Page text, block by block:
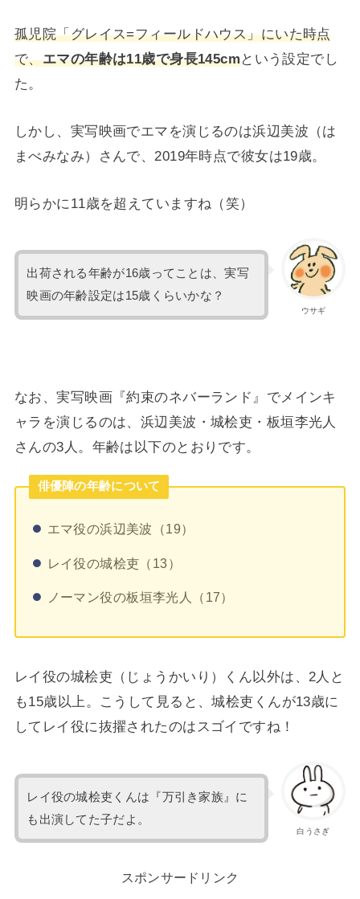
孤児院「グレイス=フィールドハウス」にいた時点
で、エマの年齢は11歳で身長145cmという設定でし
た。
しかし、実写映画でエマを演じるのは浜辺美波（は
まべみなみ）さんで、2019年時点で彼女は19歳。
明らかに11歳を超えていますね（笑）
ウサギ
出荷される年齢が16歳ってことは、実写
映画の年齢設定は15歳くらいかな？
なお、実写映画『約束のネバーランド』でメインキ
ャラを演じるのは、浜辺美波・城桧吏・板垣李光人
さんの3人。年齢は以下のとおりです。
俳優陣の年齢について
エマ役の浜辺美波（19）
レイ役の城桧吏（13）
ノーマン役の板垣李光人（17）
レイ役の城桧吏（じょうかいり）くん以外は、2人と
も15歳以上。
こうして見ると、城桧吏くんが13歳に
してレイ役に抜擢されたのはスゴイですね！
白うさぎ
レイ役の城桧吏くんは『万引き家族』に
も出演してた子だよ。
スポンサードリンク